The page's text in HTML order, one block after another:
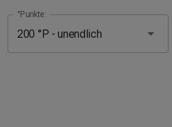
°Punkte: